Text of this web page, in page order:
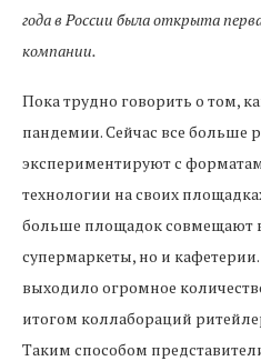
года в России была открыта
компании.
Пока трудно говорить о том,
пандемии. Сейчас все больше
экспериментируют с
технологии на своих
больше площадок совмещают в
супермаркеты, но и
выходило огромное
итогом коллабораций
Таким способом